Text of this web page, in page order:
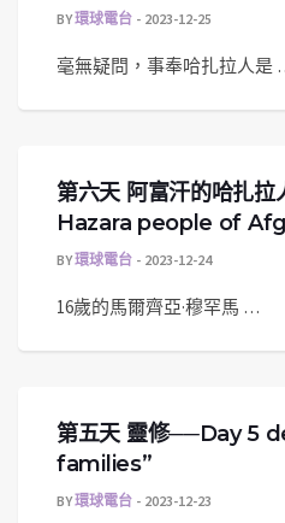
BY環球電台 2023-12-25
毫無疑問，事奉哈扎拉人是
第六天 阿富汗的哈扎
Hazara people of
BY環球電台 2023-12-24
16歲的馬爾齊亞·穆罕馬 …
第五天 靈修──Day 5
families”
BY環球電台 2023-12-23